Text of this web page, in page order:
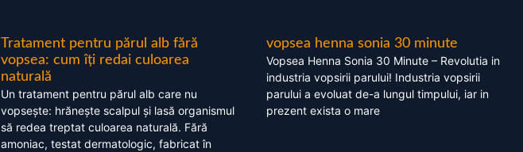
Tratament pentru părul alb fără
vopsea: cum îți redai culoarea
naturală
Un tratament pentru părul alb care nu
vopsește: hrănește scalpul și lasă organismul
să redea treptat culoarea naturală. Fără
amoniac, testat dermatologic, fabricat în
vopsea henna sonia 30 minute
Vopsea Henna Sonia 30 Minute – Revolutia in
industria vopsirii parului! Industria vopsirii
parului a evoluat de-a lungul timpului, iar in
prezent exista o mare